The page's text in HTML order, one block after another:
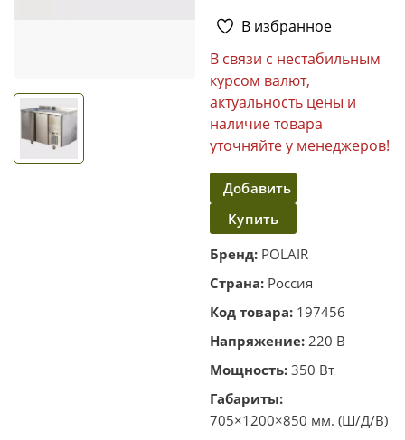
В избранное
В связи с нестабильным
курсом валют,
актуальность цены и
наличие товара
уточняйте у менеджеров!
Добавить
в
корзину
Купить
в один
клик
Бренд: POLAIR
Страна: Россия
Код товара: 197456
Напряжение: 220 В
Мощность: 350 Вт
Габариты:
705×1200×850 мм. (Ш/Д/В)